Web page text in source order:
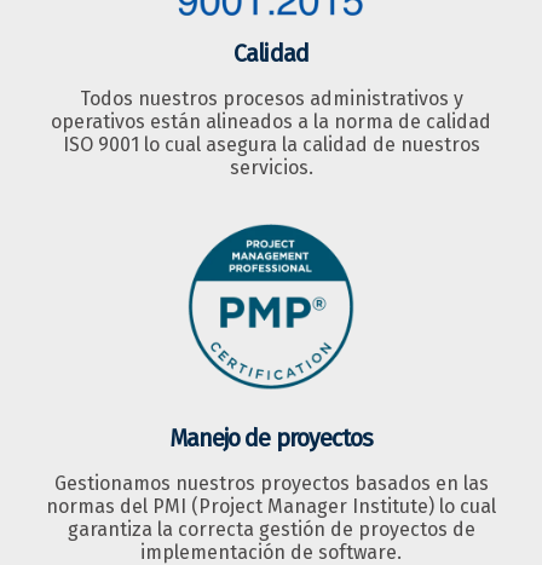
Calidad
Todos nuestros procesos administrativos y
operativos están alineados a la norma de calidad
ISO 9001 lo cual asegura la calidad de nuestros
servicios.
Manejo de proyectos
Gestionamos nuestros proyectos basados en las
normas del PMI (Project Manager Institute) lo cual
garantiza la correcta gestión de proyectos de
implementación de software.